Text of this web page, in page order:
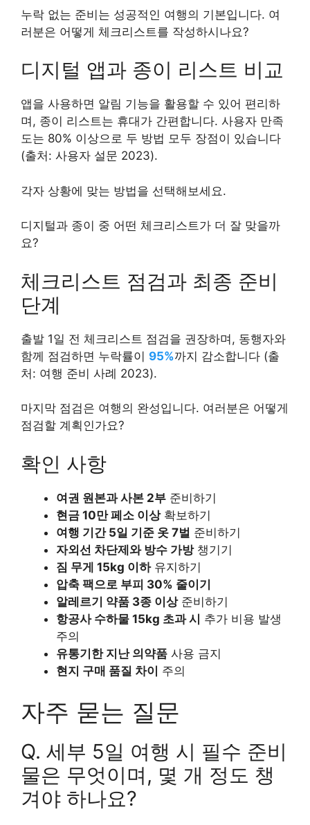
누락 없는 준비는 성공적인 여행의 기본입니다. 여
러분은 어떻게 체크리스트를 작성하시나요?
디지털 앱과 종이 리스트 비교
앱을 사용하면 알림 기능을 활용할 수 있어 편리하
며, 종이 리스트는 휴대가 간편합니다. 사용자 만족
도는 80% 이상으로 두 방법 모두 장점이 있습니다
(출처: 사용자 설문 2023).
각자 상황에 맞는 방법을 선택해보세요.
디지털과 종이 중 어떤 체크리스트가 더 잘 맞을까
요?
체크리스트 점검과 최종 준비
단계
출발 1일 전 체크리스트 점검을 권장하며, 동행자와
함께 점검하면 누락률이 95%까지 감소합니다 (출
처: 여행 준비 사례 2023).
마지막 점검은 여행의 완성입니다. 여러분은 어떻게
점검할 계획인가요?
확인 사항
여권 원본과 사본 2부 준비하기
현금 10만 페소 이상확보하기
여행 기간 5일 기준 옷 7벌 준비하기
자외선 차단제와 방수 가방챙기기
짐 무게 15kg 이하유지하기
압축 팩으로 부피 30% 줄이기
알레르기 약품 3종 이상준비하기
항공사 수하물 15kg 초과 시 추가 비용 발생
주의
유통기한 지난 의약품 사용 금지
현지 구매 품질 차이 주의
자주 묻는 질문
Q. 세부 5일 여행 시 필수 준비
물은 무엇이며, 몇 개 정도 챙
겨야 하나요?